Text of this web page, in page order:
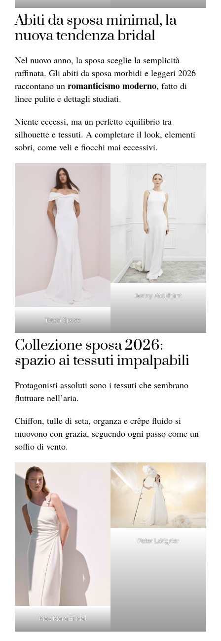
Abiti da sposa minimal, la
nuova tendenza bridal
Nel nuovo anno, la sposa sceglie la semplicità
raffinata. Gli abiti da sposa morbidi e leggeri 2026
raccontano un romanticismo moderno, fatto di
linee pulite e dettagli studiati.
Niente eccessi, ma un perfetto equilibrio tra
silhouette e tessuti. A completare il look, elementi
sobri, come veli e fiocchi mai eccessivi.
Tosca Spose
Jenny Packham
Collezione sposa 2026:
spazio ai tessuti impalpabili
Protagonisti assoluti sono i tessuti che sembrano
fluttuare nell’aria.
Chiffon, tulle di seta, organza e crêpe fluido si
muovono con grazia, seguendo ogni passo come un
soffio di vento.
Max Mara Bridal
Peter Langner